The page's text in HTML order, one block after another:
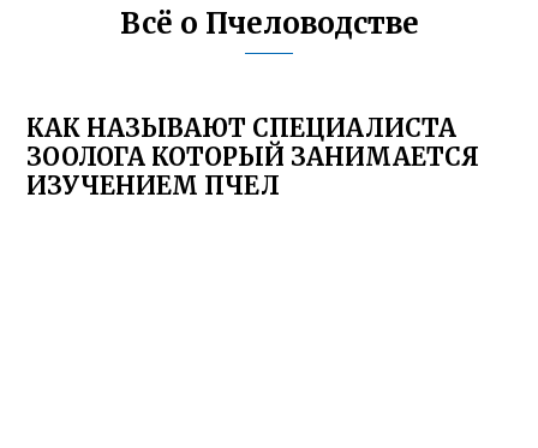
Всё о Пчеловодстве
КАК НАЗЫВАЮТ СПЕЦИАЛИСТА
ЗООЛОГА КОТОРЫЙ ЗАНИМАЕТСЯ
ИЗУЧЕНИЕМ ПЧЕЛ